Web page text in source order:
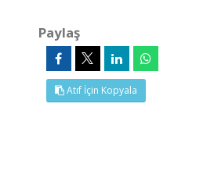
Paylaş
Atıf İçin Kopyala